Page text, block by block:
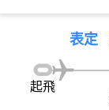
表定
起飛